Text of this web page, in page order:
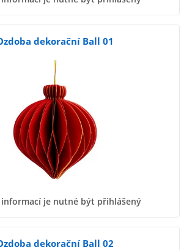
dekorační Ball 01
informací je nutné být přihlášený
dekorační Ball 02